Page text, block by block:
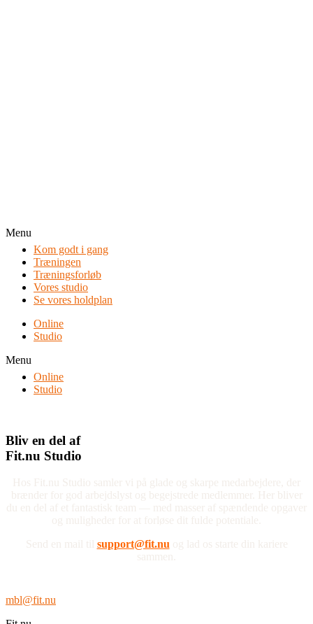
Menu
Kom godt i gang
Træningen
Træningsforløb
Vores studio
Se vores holdplan
Online
Studio
Menu
Online
Studio
Bliv en del af
Fit.nu Studio
Hos Fit.nu Studio samler vi på glade og skarpe medarbejdere, der
brænder for god arbejdslyst og begejstrede medlemmer. Her bliver
du en del af et fantastisk team — med masser af spændende opgaver
og muligheder for at forløse dit fulde potentiale.
Send en mail til support@fit.nuog lad os starte din kariere
sammen.
mbl@fit.nu